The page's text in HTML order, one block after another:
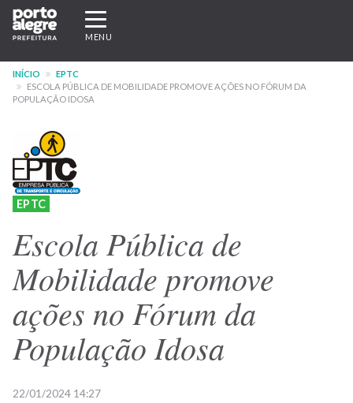
Pular
para
conteúdo
principal
Expandir/recolher
navegação
MENU
INÍCIO
EPTC
ESCOLA PÚBLICA DE MOBILIDADE PROMOVE AÇÕES NO FÓRUM DA
POPULAÇÃO IDOSA
EPTC
Escola Pública de
Mobilidade promove
ações no Fórum da
População Idosa
22/01/2024 14:27